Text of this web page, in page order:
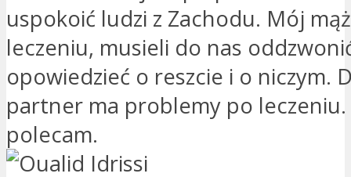
uspokoić ludzi z Zachodu. Mój
leczeniu, musieli do nas
opowiedzieć o reszcie i o niczym.
partner ma problemy po leczeniu.
polecam.